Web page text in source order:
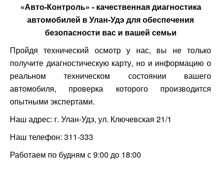
«Авто-Контроль» - качественная диагностика
автомобилей в Улан-Удэ для обеспечения
безопасности вас и вашей семьи
Пройдя технический осмотр у нас, вы не только
получите диагностическую карту, но и информацию о
реальном техническом состоянии вашего
автомобиля, проверка которого производится
опытными экспертами.
Наш адрес: г. Улан-Удэ, ул. Ключевская 21/1
Наш телефон: 311-333
Работаем по будням с 9:00 до 18:00